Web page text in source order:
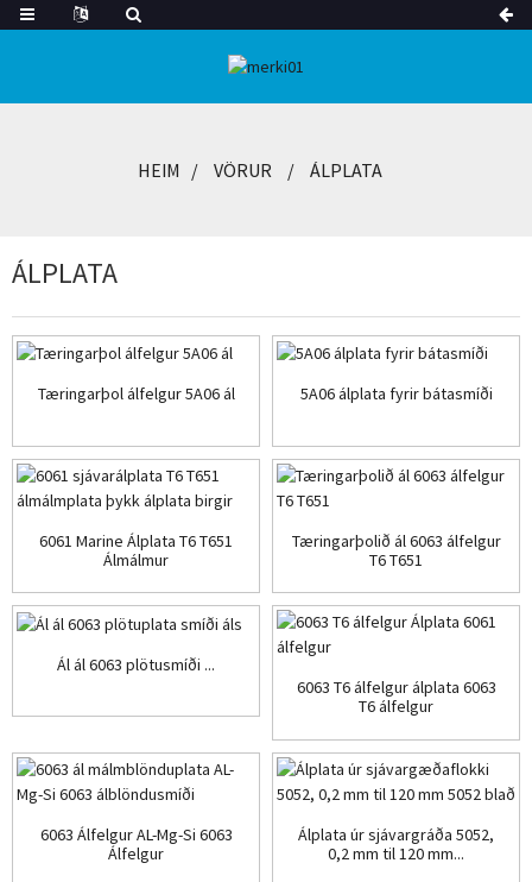
HEIM VÖRUR ÁLPLATA
ÁLPLATA
Tæringarþol álfelgur 5A06 ál 5A06 álplata fyrir bátasmíði
6061 Marine Álplata T6 T651
Álmálmur
Tæringarþolið ál 6063 álfelgur
T6 T651
Ál ál 6063 plötusmíði ...
6063 T6 álfelgur álplata 6063
T6 álfelgur
6063 Álfelgur AL-Mg-Si 6063
Álfelgur
Álplata úr sjávargráða 5052,
0,2 mm til 120 mm...